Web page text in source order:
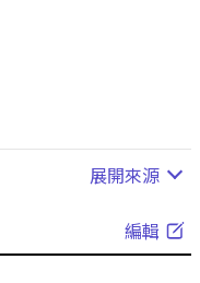
展開來源
編輯